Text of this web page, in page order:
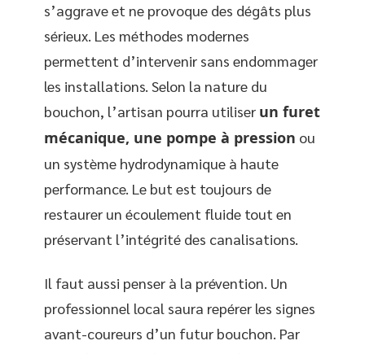
s’aggrave et ne provoque des dégâts plus
sérieux. Les méthodes modernes
permettent d’intervenir sans endommager
les installations. Selon la nature du
bouchon, l’artisan pourra utiliser un furet
mécanique, une pompe à pression ou
un système hydrodynamique à haute
performance. Le but est toujours de
restaurer un écoulement fluide tout en
préservant l’intégrité des canalisations.
Il faut aussi penser à la prévention. Un
professionnel local saura repérer les signes
avant-coureurs d’un futur bouchon. Par